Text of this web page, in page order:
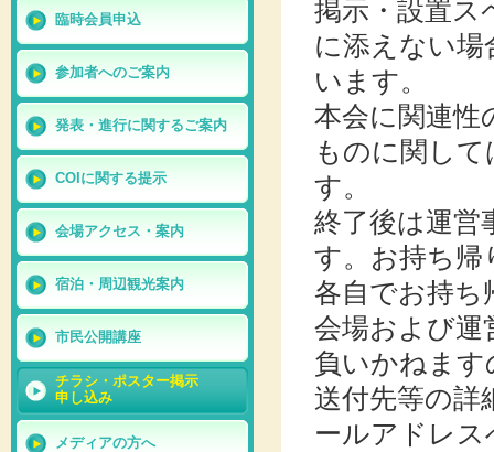
臨時会員申込
参加者へのご案内
発表・進行に関するご案内
COIに関する提示
会場アクセス・案内
宿泊・周辺観光案内
市民公開講座
チラシ・ポスター掲示
申し込み
メディアの方へ
掲示・設置
に添えない
います。
本会に関連
ものに関し
す。
終了後は運営
す。お持ち
各自でお持
会場および運
負いかねま
送付先等の詳
ールアドレ